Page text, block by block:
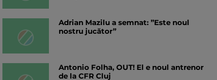
Adrian Mazilu a semnat: ”Este noul
nostru jucător”
Antonio Folha, OUT! El e noul antrenor
de la CFR Cluj